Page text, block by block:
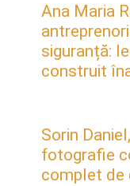
Ana Maria
siguranță:
construit
Sorin
fotografie
complet de